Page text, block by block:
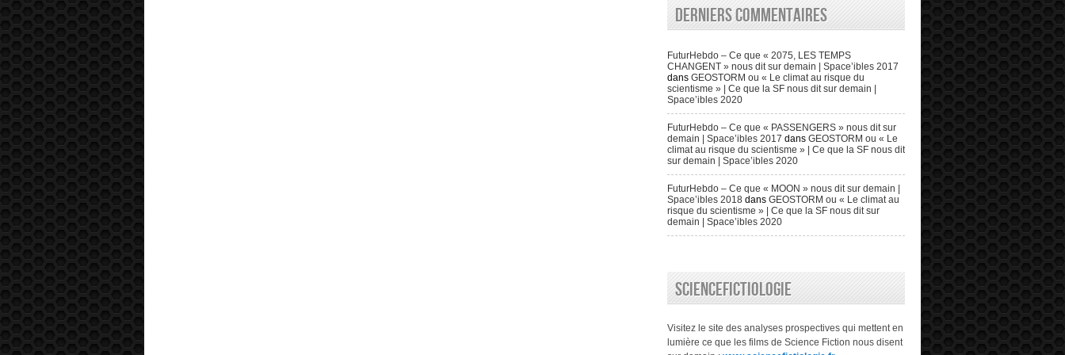
Derniers commentaires
FuturHebdo – Ce que « 2075, LES TEMPS
CHANGENT » nous dit sur demain | Space’ibles 2017
dans GEOSTORM ou « Le climat au risque du
scientisme » | Ce que la SF nous dit sur demain |
Space’ibles 2020
FuturHebdo – Ce que « PASSENGERS » nous dit sur
demain | Space’ibles 2017 dans GEOSTORM ou « Le
climat au risque du scientisme » | Ce que la SF nous dit
sur demain | Space’ibles 2020
FuturHebdo – Ce que « MOON » nous dit sur demain |
Space’ibles 2018 dans GEOSTORM ou « Le climat au
risque du scientisme » | Ce que la SF nous dit sur
demain | Space’ibles 2020
SCIENCEFICTIOLOGIE
Visitez le site des analyses prospectives qui mettent en
lumière ce que les films de Science Fiction nous disent